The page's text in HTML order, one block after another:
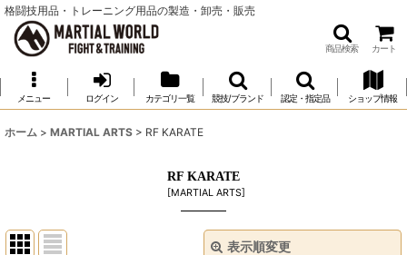
格闘技用品・トレーニング用品の製造・卸売・販売
商品検索 カート
メニュー ログイン カテゴリ一覧 競技/ブランド 認定・指定品 ショップ情報
ホーム > MARTIAL ARTS > RF KARATE
RF KARATE
[MARTIAL ARTS]
表示順変更